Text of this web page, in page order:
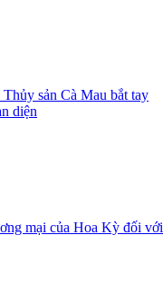
sản Cà Mau bắt tay
diện
mại của Hoa Kỳ đối với